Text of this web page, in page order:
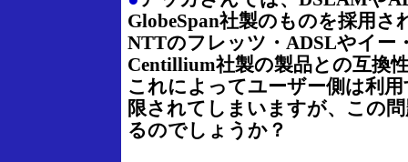
GlobeSpan社製のものを採用さ
NTTのフレッツ・ADSLやイー
Centillium社製の製品との互換
これによってユーザー側は利
限されてしまいますが、この
るのでしょうか？